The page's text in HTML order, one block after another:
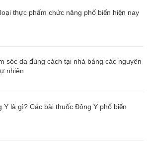
thực phẩm chức năng phổ biến hiện nay
sóc da đúng cách tại nhà bằng các nguyên
nhiên
Y là gì? Các bài thuốc Đông Y phổ biến